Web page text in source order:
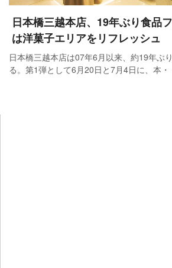
日本橋三越本店、19年ぶり食品
は洋菓子エリアをリフレッシュ
日本橋三越本店は07年6月以来、約19年ぶ
る。第1弾として6月20日と7月4日に、本・